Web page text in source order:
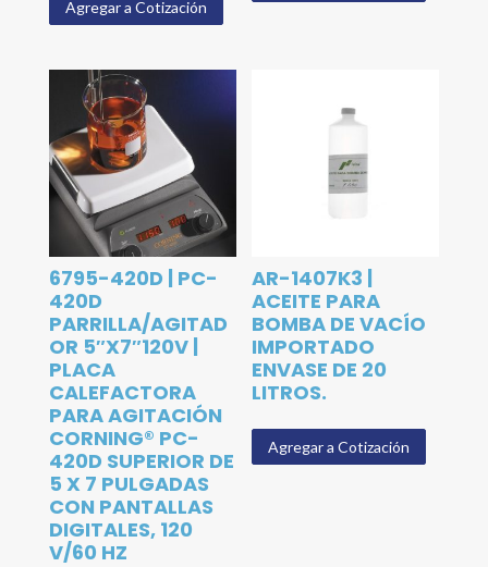
Agregar a Cotización
6795-420D | PC-
420D
PARRILLA/AGITAD
OR 5″X7″120V |
PLACA
CALEFACTORA
PARA AGITACIÓN
CORNING® PC-
420D SUPERIOR DE
5 X 7 PULGADAS
CON PANTALLAS
DIGITALES, 120
V/60 HZ
AR-1407K3 |
ACEITE PARA
BOMBA DE VACÍO
IMPORTADO
ENVASE DE 20
LITROS.
Agregar a Cotización